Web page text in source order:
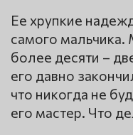
Ее хрупкие
самого мальчика.
более десяти –
его давно
что никогда не
его мастер. Что